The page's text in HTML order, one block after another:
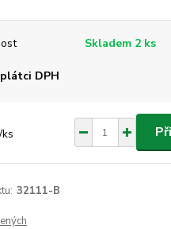
Skladem 2 ks
DPH
ks
32111-B